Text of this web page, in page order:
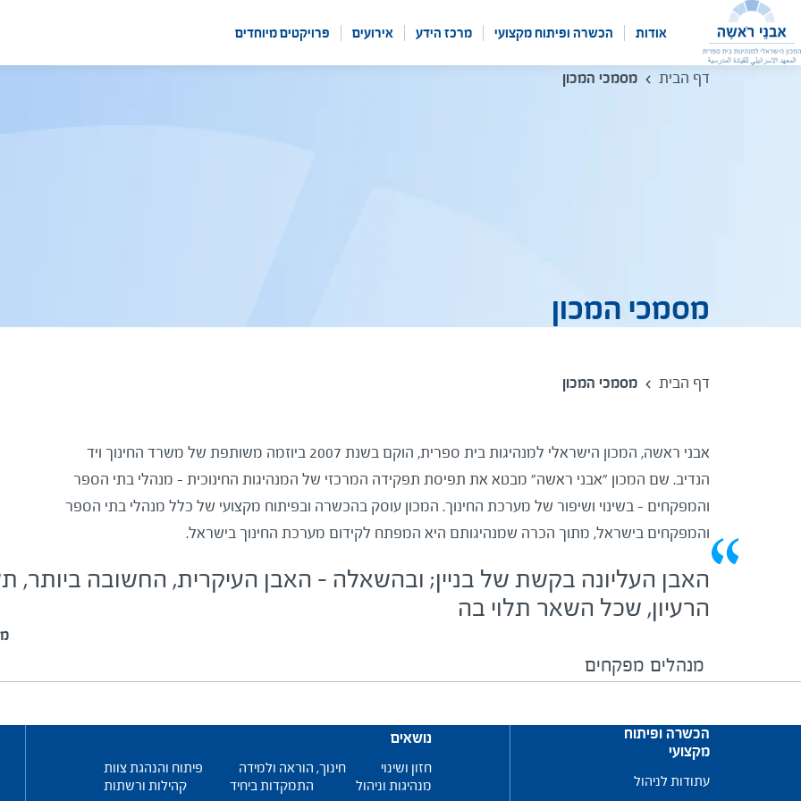
אודות הכשרה ופיתוח מקצועי מרכז הידע אירועים פרויקטים מיוחדים
דף הבית מסמכי המכון
מסמכי המכון
דף הבית מסמכי המכון
​​​​​​​​​​​​​​​​​​​​אבני ראשה, המכון הישראלי למנהיגות בית ספרית, הוקם בשנת 2007 ביוזמה משותפת של משרד החינוך ויד
הנדיב. שם המכון "אבני ראשה" מבטא את תפיסת תפקידה המרכזי של המנהיגות החינוכית – מנהלי בתי הספר
והמפקחים – בשינוי ושיפור של מערכת החינוך. המכון עוסק בהכשרה ובפיתוח מקצועי של כלל מנהלי בתי הספר
והמפקחים בישראל, מתוך הכרה שמנהיגותם היא המפתח לקידום מערכת החינוך בישראל.​​
האבן העליונה בקשת של בניין; ובהשאלה – האבן העיקרית, החשובה ביותר,
הרעיון, שכל השאר תלוי בה
מנהלים מפקחים
הכשרה ופיתוח
מקצועי
עתודות לניהול
נושאים
חזון ושינוי חינוך, הוראה ולמידה
פיתוח והנהגת צוות
מנהיגות וניהול
התמקדות ביחיד קהילות ורשתות